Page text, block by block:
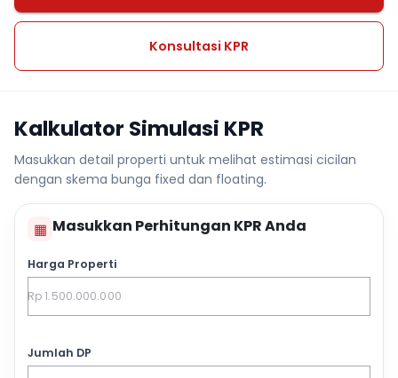
Konsultasi KPR
Kalkulator Simulasi KPR
Masukkan detail properti untuk melihat estimasi cicilan
dengan skema bunga fixed dan floating.
▦ Masukkan Perhitungan KPR Anda
Harga Properti
Jumlah DP